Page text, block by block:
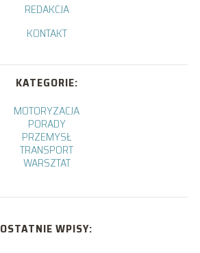
REDAKCJA
KONTAKT
KATEGORIE:
MOTORYZACJA
PORADY
PRZEMYSŁ
TRANSPORT
WARSZTAT
OSTATNIE WPISY: